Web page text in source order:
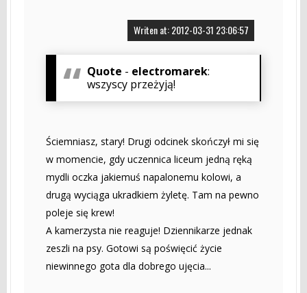
Writen at: 2012-03-31 23:06:57
Quote - electromarek:
wszyscy przeżyją!
Ściemniasz, stary! Drugi odcinek skończył mi się
w momencie, gdy uczennica liceum jedną ręką
mydli oczka jakiemuś napalonemu kolowi, a
drugą wyciąga ukradkiem żyletę. Tam na pewno
poleje się krew!
A kamerzysta nie reaguje! Dziennikarze jednak
zeszli na psy. Gotowi są poświęcić życie
niewinnego gota dla dobrego ujęcia...